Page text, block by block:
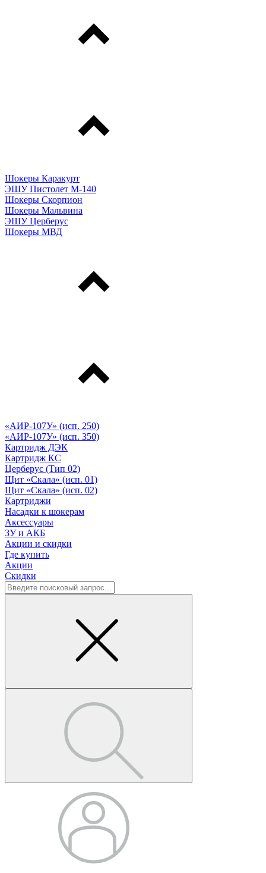
Шокеры Каракурт
ЭШУ Пистолет М-140
Шокеры Скорпион
Шокеры Мальвина
ЭШУ Церберус
Шокеры МВД
«АИР-107У» (исп. 250)
«АИР-107У» (исп. 350)
Картридж ДЭК
Картридж КС
Церберус (Тип 02)
Щит «Скала» (исп. 01)
Щит «Скала» (исп. 02)
Картриджи
Насадки к шокерам
Аксессуары
ЗУ и АКБ
Акции и скидки
Где купить
Акции
Скидки